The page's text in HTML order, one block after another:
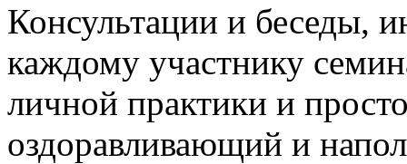
Консультации и беседы,
каждому участнику
личной практики и
оздоравливающий и